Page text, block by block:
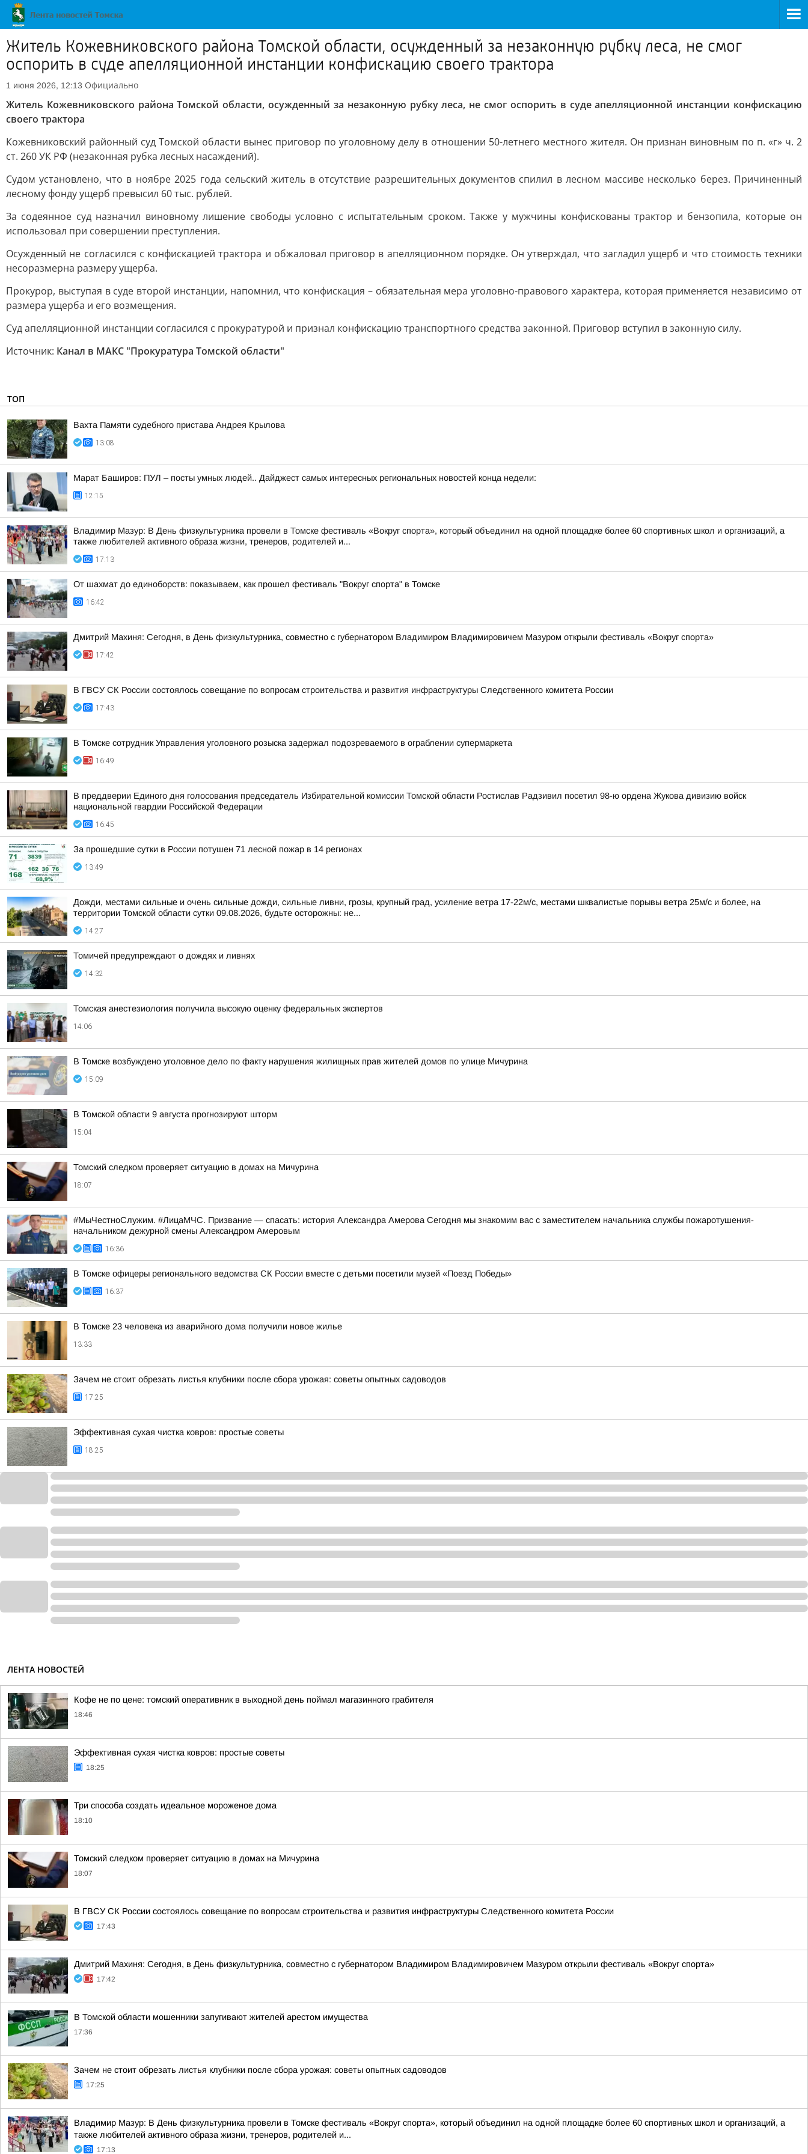
Житель Кожевниковского района Томской области, осужденный за незаконную рубку леса, не смог
оспорить в суде апелляционной инстанции конфискацию своего трактора
1 июня 2026, 12:13 Официально
Житель Кожевниковского района Томской области, осужденный за незаконную рубку леса, не смог оспорить в суде апелляционной инстанции конфискацию
своего трактора
Кожевниковский районный суд Томской области вынес приговор по уголовному делу в отношении 50-летнего местного жителя. Он признан виновным по п. «г» ч. 2
ст. 260 УК РФ (незаконная рубка лесных насаждений).
Судом установлено, что в ноябре 2025 года сельский житель в отсутствие разрешительных документов спилил в лесном массиве несколько берез. Причиненный
лесному фонду ущерб превысил 60 тыс. рублей.
За содеянное суд назначил виновному лишение свободы условно с испытательным сроком. Также у мужчины конфискованы трактор и бензопила, которые он
использовал при совершении преступления.
Осужденный не согласился с конфискацией трактора и обжаловал приговор в апелляционном порядке. Он утверждал, что загладил ущерб и что стоимость техники
несоразмерна размеру ущерба.
Прокурор, выступая в суде второй инстанции, напомнил, что конфискация – обязательная мера уголовно-правового характера, которая применяется независимо от
размера ущерба и его возмещения.
Суд апелляционной инстанции согласился с прокуратурой и признал конфискацию транспортного средства законной. Приговор вступил в законную силу.
Источник: Канал в МАКС "Прокуратура Томской области"
ТОП
Вахта Памяти судебного пристава Андрея Крылова
13:08
Марат Баширов: ПУЛ – посты умных людей.. Дайджест самых интересных региональных новостей конца недели:
12:15
Владимир Мазур: В День физкультурника провели в Томске фестиваль «Вокруг спорта», который объединил на одной площадке более 60 спортивных школ и организаций, а
также любителей активного образа жизни, тренеров, родителей и...
17:13
От шахмат до единоборств: показываем, как прошел фестиваль "Вокруг спорта" в Томске
16:42
Дмитрий Махиня: Сегодня, в День физкультурника, совместно с губернатором Владимиром Владимировичем Мазуром открыли фестиваль «Вокруг спорта»
17:42
В ГВСУ СК России состоялось совещание по вопросам строительства и развития инфраструктуры Следственного комитета России
17:43
В Томске сотрудник Управления уголовного розыска задержал подозреваемого в ограблении супермаркета
16:49
В преддверии Единого дня голосования председатель Избирательной комиссии Томской области Ростислав Радзивил посетил 98-ю ордена Жукова дивизию войск
национальной гвардии Российской Федерации
16:45
За прошедшие сутки в России потушен 71 лесной пожар в 14 регионах
13:49
Дожди, местами сильные и очень сильные дожди, сильные ливни, грозы, крупный град, усиление ветра 17-22м/с, местами шквалистые порывы ветра 25м/с и более, на
территории Томской области сутки 09.08.2026, будьте осторожны: не...
14:27
Томичей предупреждают о дождях и ливнях
14:32
Томская анестезиология получила высокую оценку федеральных экспертов
14:06
В Томске возбуждено уголовное дело по факту нарушения жилищных прав жителей домов по улице Мичурина
15:09
В Томской области 9 августа прогнозируют шторм
15:04
Томский следком проверяет ситуацию в домах на Мичурина
18:07
#МыЧестноСлужим. #ЛицаМЧС. Призвание — спасать: история Александра Амерова Сегодня мы знакомим вас с заместителем начальника службы пожаротушения-
начальником дежурной смены Александром Амеровым
16:36
В Томске офицеры регионального ведомства СК России вместе с детьми посетили музей «Поезд Победы»
16:37
В Томске 23 человека из аварийного дома получили новое жилье
13:33
Зачем не стоит обрезать листья клубники после сбора урожая: советы опытных садоводов
17:25
Эффективная сухая чистка ковров: простые советы
18:25
ЛЕНТА НОВОСТЕЙ
Кофе не по цене: томский оперативник в выходной день поймал магазинного грабителя
18:46
Эффективная сухая чистка ковров: простые советы
18:25
Три способа создать идеальное мороженое дома
18:10
Томский следком проверяет ситуацию в домах на Мичурина
18:07
В ГВСУ СК России состоялось совещание по вопросам строительства и развития инфраструктуры Следственного комитета России
17:43
Дмитрий Махиня: Сегодня, в День физкультурника, совместно с губернатором Владимиром Владимировичем Мазуром открыли фестиваль «Вокруг спорта»
17:42
В Томской области мошенники запугивают жителей арестом имущества
17:36
Зачем не стоит обрезать листья клубники после сбора урожая: советы опытных садоводов
17:25
Владимир Мазур: В День физкультурника провели в Томске фестиваль «Вокруг спорта», который объединил на одной площадке более 60 спортивных школ и организаций, а
также любителей активного образа жизни, тренеров, родителей и...
17:13